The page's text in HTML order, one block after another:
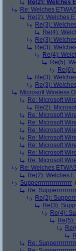
Re(2): Welches
Re: Welches
Re(2): Welches
Re(3):
Re(4):
Re(3):
Re(3):
Re(4):
Re(5):
Re(3):
Re(3):
Microsoft Wireless
Re: Microsoft
Re(2):
Re: Microsoft
Re: Microsoft
Re: Microsoft
Re: Microsoft
Re: Microsoft
Re: Microsoft
Re: Microsoft
Re: Welches
Re(2): Welches
Supperrrrrrrrrrrrrrrrr
Re:
Re(2):
Re(3):
Re(4):
Re: